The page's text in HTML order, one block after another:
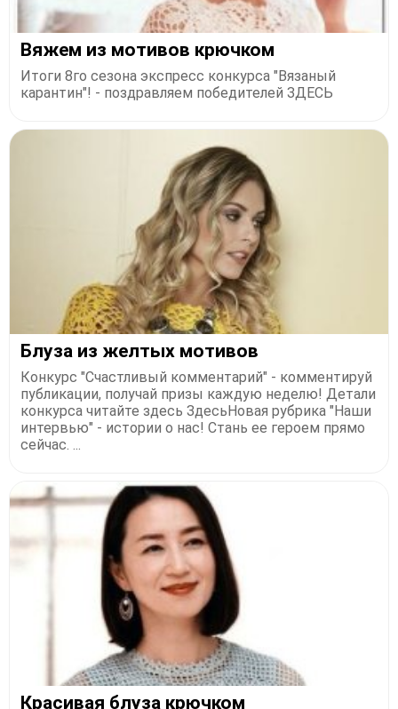
Вяжем из мотивов крючком
Итоги 8го сезона экспресс конкурса "Вязаный
карантин"! - поздравляем победителей ЗДЕСЬ
Блуза из желтых мотивов
Конкурс "Счастливый комментарий" - комментируй
публикации, получай призы каждую неделю! Детали
конкурса читайте здесь ЗдесьНовая рубрика "Наши
интервью" - истории о нас! Стань ее героем прямо
сейчас. ...
Красивая блуза крючком